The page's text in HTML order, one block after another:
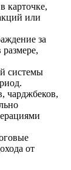
карточке,
или
за
системы
чарджбеков,
от